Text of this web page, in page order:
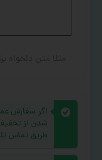
شدن از
طریق تماس